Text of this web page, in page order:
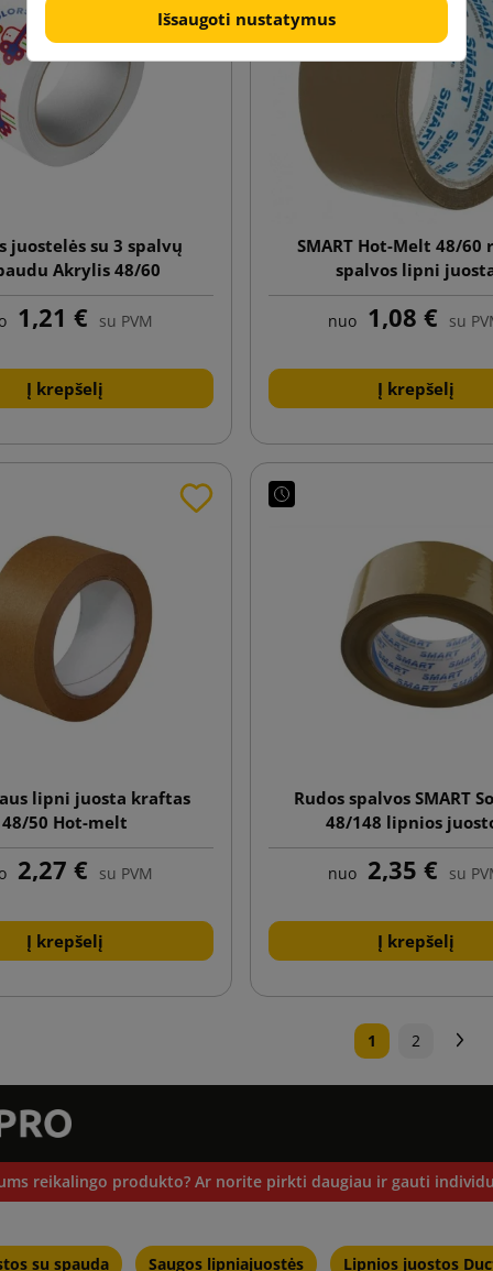
juostelės su 3 spalvų
Akrylis 48/60
1,21 € su PVM
Į krepšelį
SMART Hot-Melt 48/60
spalvos lipni
nuo 1,08 € su
Į krepšelį
lipni juosta kraftas
48/50 Hot-melt
2,27 € su PVM
Į krepšelį
Rudos spalvos SMART
48/148 lipnios
nuo 2,35 € su
Į krepšelį
1 2
reikalingo produkto? Ar norite pirkti daugiau ir gauti
su spauda Saugos lipniajuostės Lipnios juostos
Išsaugoti nustatymus